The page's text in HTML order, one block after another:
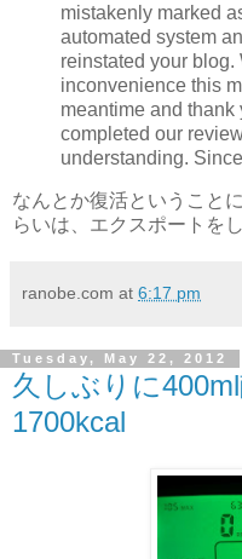
mistakenly marked
automated system
reinstated your
inconvenience this
meantime and
completed our
understanding.
なんとか復活ということ
らいは、エクスポートを
ranobe.com at 6:17 pm
Tuesday, May 22, 2012
久しぶりに
1700kcal